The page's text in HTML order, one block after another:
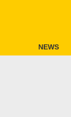
NEWS